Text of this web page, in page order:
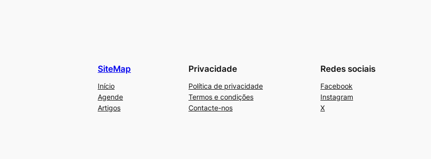
SiteMap
Início
Agende
Artigos
Privacidade
Política de privacidade
Termos e condições
Contacte-nos
Redes sociais
Facebook
Instagram
X